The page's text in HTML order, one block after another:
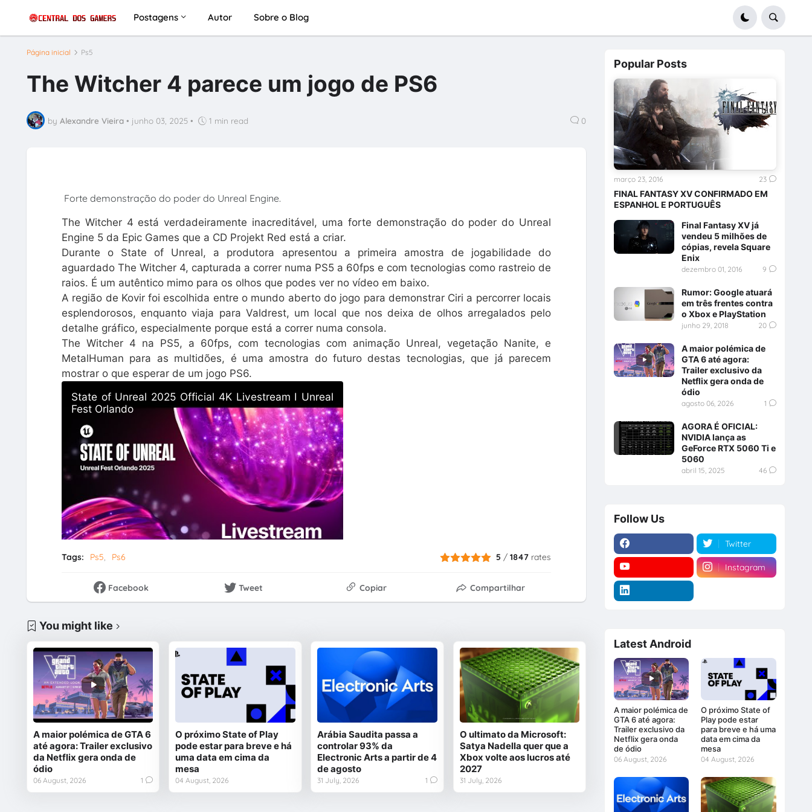
Postagens Autor Sobre o Blog
Página inicial Ps5
The Witcher 4 parece um jogo de PS6
by Alexandre Vieira • junho 03, 2025 • 1 min read 0
Forte demonstração do poder do Unreal Engine.
The Witcher 4 está verdadeiramente inacreditável, uma forte demonstração do poder do Unreal
Engine 5 da Epic Games que a CD Projekt Red está a criar.
Durante o State of Unreal, a produtora apresentou a primeira amostra de jogabilidade do
aguardado The Witcher 4, capturada a correr numa PS5 a 60fps e com tecnologias como rastreio de
raios. É um autêntico mimo para os olhos que podes ver no vídeo em baixo.
A região de Kovir foi escolhida entre o mundo aberto do jogo para demonstrar Ciri a percorrer locais
esplendorosos, enquanto viaja para Valdrest, um local que nos deixa de olhos arregalados pelo
detalhe gráfico, especialmente porque está a correr numa consola.
The Witcher 4 na PS5, a 60fps, com tecnologias com animação Unreal, vegetação Nanite, e
MetalHuman para as multidões, é uma amostra do futuro destas tecnologias, que já parecem
mostrar o que esperar de um jogo PS6.
State of Unreal 2025 Official 4K Livestream I Unreal
Fest Orlando
Tags: Ps5 Ps6 5 /1847 rates
Facebook Tweet Copiar Compartilhar
You might like
A maior polémica de GTA 6
até agora: Trailer exclusivo
da Netflix gera onda de
ódio
06 August, 2026 1
O próximo State of Play
pode estar para breve e há
uma data em cima da
mesa
04 August, 2026
Arábia Saudita passa a
controlar 93% da
Electronic Arts a partir de 4
de agosto
31 July, 2026 1
O ultimato da Microsoft:
Satya Nadella quer que a
Xbox volte aos lucros até
2027
31 July, 2026
Popular Posts
FINAL FANTASY XV CONFIRMADO EM
ESPANHOL E PORTUGUÊS
março 23, 2016 23
Final Fantasy XV já
vendeu 5 milhões de
cópias, revela Square
Enix
dezembro 01, 2016 9
Rumor: Google atuará
em três frentes contra
o Xbox e PlayStation
junho 29, 2018 20
A maior polémica de
GTA 6 até agora:
Trailer exclusivo da
Netflix gera onda de
ódio
agosto 06, 2026 1
AGORA É OFICIAL:
NVIDIA lança as
GeForce RTX 5060 Ti e
5060
abril 15, 2025 46
Follow Us
Twitter
Instagram
Latest Android
A maior polémica de
GTA 6 até agora:
Trailer exclusivo da
Netflix gera onda
de ódio
06 August, 2026
O próximo State of
Play pode estar
para breve e há uma
data em cima da
mesa
04 August, 2026